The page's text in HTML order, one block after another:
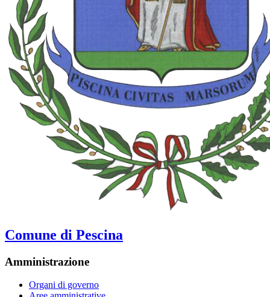
Comune di Pescina
Amministrazione
Organi di governo